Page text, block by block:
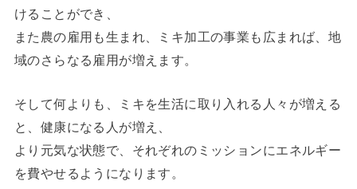
けることができ、
また農の雇用も生まれ、ミキ加工の事業も広まれば、地
域のさらなる雇用が増えます。
そして何よりも、ミキを生活に取り入れる人々が増える
と、健康になる人が増え、
より元気な状態で、それぞれのミッションにエネルギー
を費やせるようになります。